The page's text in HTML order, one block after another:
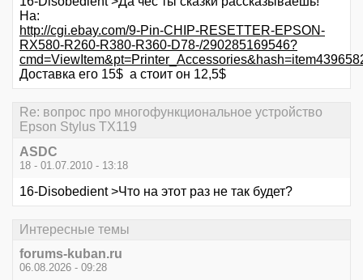
На:
http://cgi.ebay.com/9-Pin-CHIP-RESETTER-EPSON-
RX580-R260-R380-R360-D78-/290285169546?
Доставка его 15$ а стоит он 12,5$
Re: вопрос про многофункциональное устройство
Epson Stylus TX119
ASDC
18 - 01.07.2010 - 13:18
16-Disobedient >Что на этот раз не так будет?
Интересные темы
forums-kuban.ru
06.08.2026 - 09:28